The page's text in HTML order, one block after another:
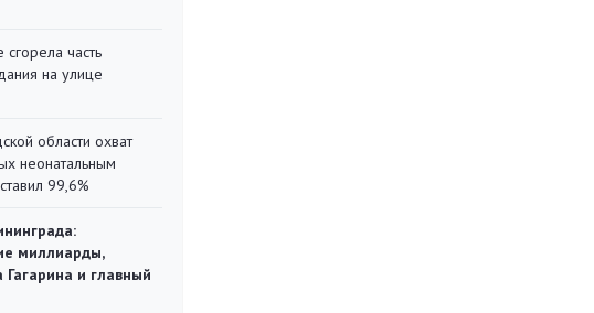
часть
на улице
области охват
неонатальным
99,6%
миллиарды,
Гагарина и главный